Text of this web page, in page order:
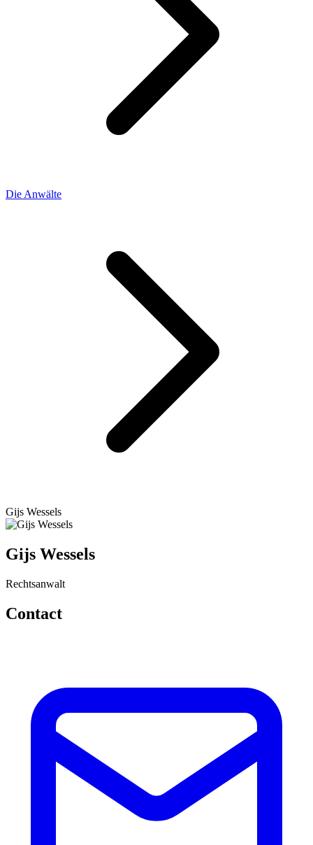
Die Anwälte
Gijs Wessels
Gijs Wessels
Rechtsanwalt
Contact